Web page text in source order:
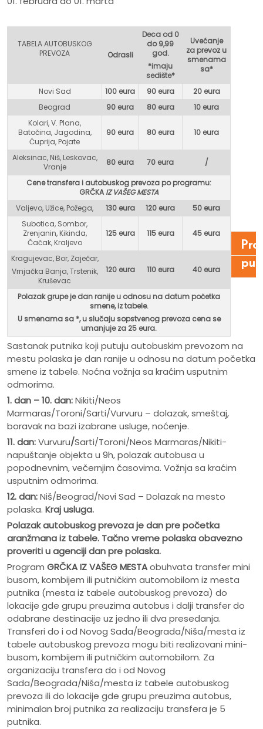
TABELA AUTOBUSKOG
PREVOZA
Odrasli
Deca od 0
do 9,99
god.
*imaju
sedište*
Uvećanje
za prevoz u
smenama
sa*
Novi Sad 100 eura 90 eura
20 eura
Beograd
90 eura 80 eura
10 eura
Kolari, V. Plana,
Batočina, Jagodina,
Ćuprija, Pojate
90 eura 80 eura 10 eura
Aleksinac, Niš, Leskovac,
Vranje
80 eura 70 eura /
Cene transfera i autobuskog prevoza po programu:
GRČKA IZ VAŠEG MESTA
Valjevo, Užice, Požega,
130 eura 120 eura
50 eura
Subotica, Sombor,
Zrenjanin, Kikinda,
Čačak, Kraljevo
125 eura 115 eura 45 eura
Kragujevac, Bor, Zaječar,
Vrnjačka Banja, Trstenik,
Kruševac
120 eura 110 eura 40 eura
Polazak grupe je dan ranije u odnosu na datum početka
smene, iz tabele.
U smenama sa *, uslučaju sopstvenog prevoza cena se
umanjuje za 25 eura.
Sastanak putnika koji putuju autobuskim prevozom na
mestu polaska je dan ranije u odnosu na datum početka
smene iz tabele. Noćna vožnja sa kraćim usputnim
odmorima.
1. dan – 10. dan:Nikiti/Neos
Marmaras/Toroni/Sarti/Vurvuru – dolazak, smeštaj,
boravak na bazi izabrane usluge, noćenje.
11. dan:Vurvuru/Sarti/Toroni/Neos Marmaras/Nikiti-
napuštanje objekta u 9h, polazak autobusa u
popodnevnim, večernjim časovima. Vožnja sa kraćim
usputnim odmorima.
12. dan:Niš/Beograd/Novi Sad – Dolazak na mesto
polaska. Kraj usluga.
Polazak autobuskog prevoza je dan pre početka
aranžmana iz tabele. Tačno vreme polaska obavezno
proveriti u agenciji dan pre polaska.
Program GRČKA IZ VAŠEG MESTAobuhvata transfer mini
busom, kombijem ili putničkim automobilom iz mesta
putnika (mesta iz tabele autobuskog prevoza) do
lokacije gde grupu preuzima autobus i dalji transfer do
odabrane destinacije uz jedno ili dva presedanja.
Transferi do i od Novog Sada/Beograda/Niša/mesta iz
tabele autobuskog prevoza mogu biti realizovani mini-
busom, kombijem ili putničkim automobilom. Za
organizaciju transfera do i od Novog
Sada/Beograda/Niša/mesta iz tabele autobuskog
prevoza ili do lokacije gde grupu preuzima autobus,
minimalan broj putnika za realizaciju transfera je 5
putnika.